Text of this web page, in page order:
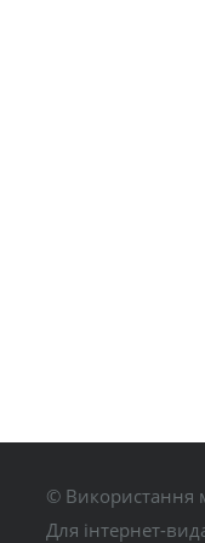
© Використання
Для інтернет-